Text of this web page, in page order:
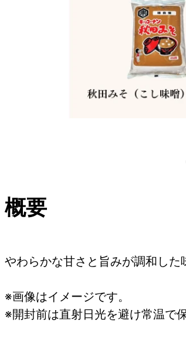
概要
やわらかな甘さと旨みが調和した
※画像はイメージです。
※開封前は直射日光を避け常温で